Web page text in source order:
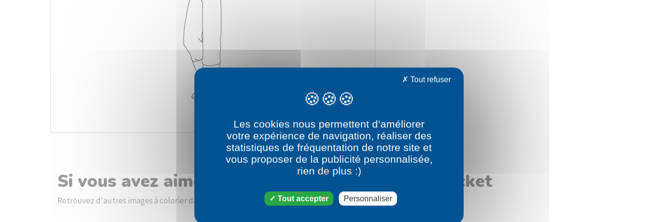
Si vous avez aimé le dessin James de la team Rocket
Retrouvez d'autres images à colorier dans la catégorie dessin Personnages Pokémon
Les cookies nous permettent d’améliorer
votre expérience de navigation, réaliser des
statistiques de fréquentation de notre site et
vous proposer de la publicité personnalisée,
rien de plus :)
Tout accepter
Tout refuser
Personnaliser